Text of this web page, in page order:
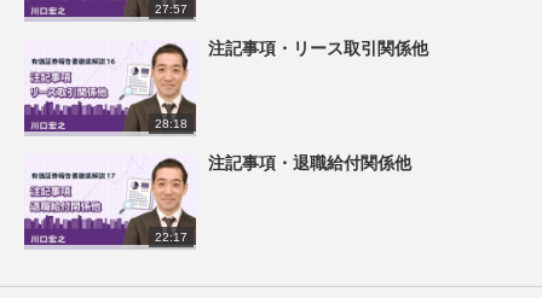
27:57
28:18
注記事項・リース取引関係他
22:17
注記事項・退職給付関係他